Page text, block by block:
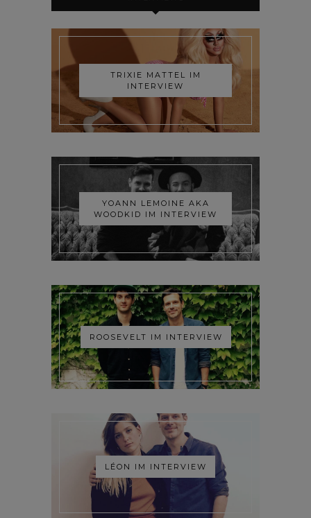
TRIXIE MATTEL IM
INTERVIEW
YOANN LEMOINE AKA
WOODKID IM INTERVIEW
ROOSEVELT IM INTERVIEW
LÉON IM INTERVIEW